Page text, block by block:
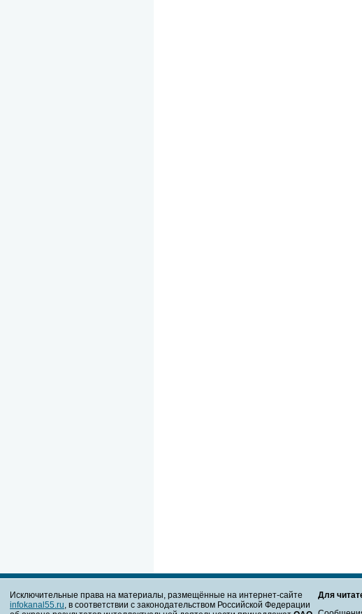
Исключительные права на материалы, размещённые на интернет-сайте
infokanal55.ru, в соответствии с законодательством Российской Федерации
Для